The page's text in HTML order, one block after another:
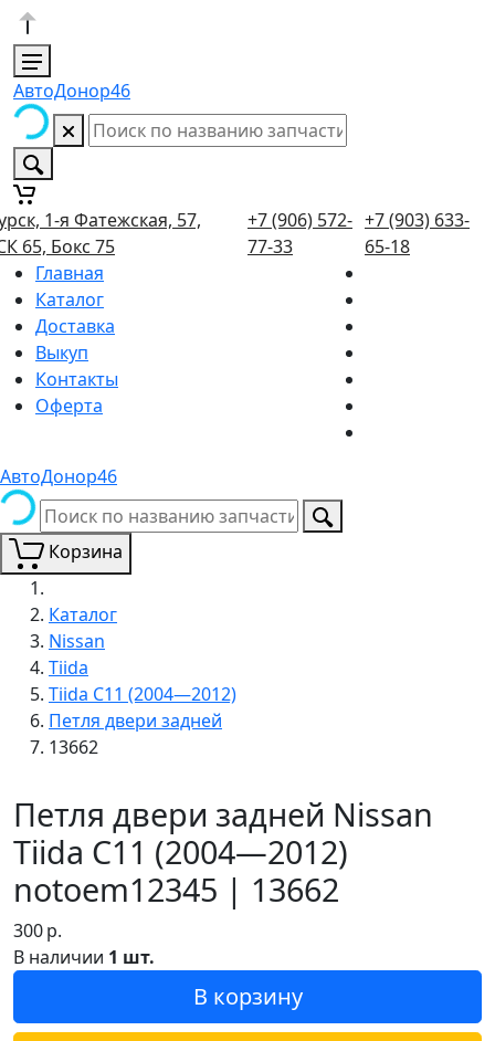
АвтоДонор46
1-я Фатежская, 57,
65, Бокс 75
+7 (906) 572-
77-33
+7 (903) 633-
65-18
Главная
Каталог
Доставка
Выкуп
Контакты
Оферта
АвтоДонор46
Корзина
Каталог
Nissan
Tiida
Tiida C11 (2004—2012)
Петля двери задней
13662
Петля двери задней Nissan
Tiida C11 (2004—2012)
notoem12345 | 13662
300р.
В наличии 1 шт.
В корзину